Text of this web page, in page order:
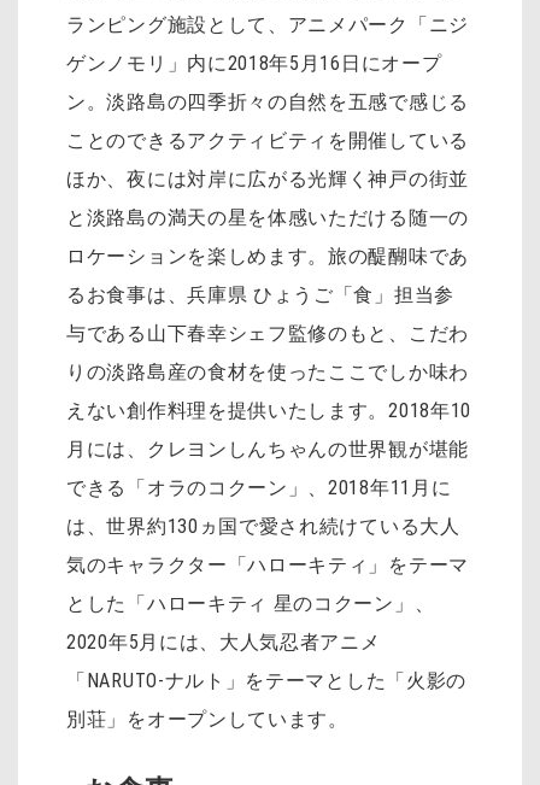
ランピング施設として、アニメパーク「ニジ
ゲンノモリ」内に2018年5月16日にオープ
ン。淡路島の四季折々の自然を五感で感じる
ことのできるアクティビティを開催している
ほか、夜には対岸に広がる光輝く神戸の街並
と淡路島の満天の星を体感いただける随一の
ロケーションを楽しめます。旅の醍醐味であ
るお食事は、兵庫県 ひょうご「食」担当参
与である山下春幸シェフ監修のもと、こだわ
りの淡路島産の食材を使ったここでしか味わ
えない創作料理を提供いたします。2018年10
月には、クレヨンしんちゃんの世界観が堪能
できる「オラのコクーン」、2018年11月に
は、世界約130ヵ国で愛され続けている大人
気のキャラクター「ハローキティ」をテーマ
とした「ハローキティ 星のコクーン」、
2020年5月には、大人気忍者アニメ
「NARUTO-ナルト」をテーマとした「火影の
別荘」をオープンしています。